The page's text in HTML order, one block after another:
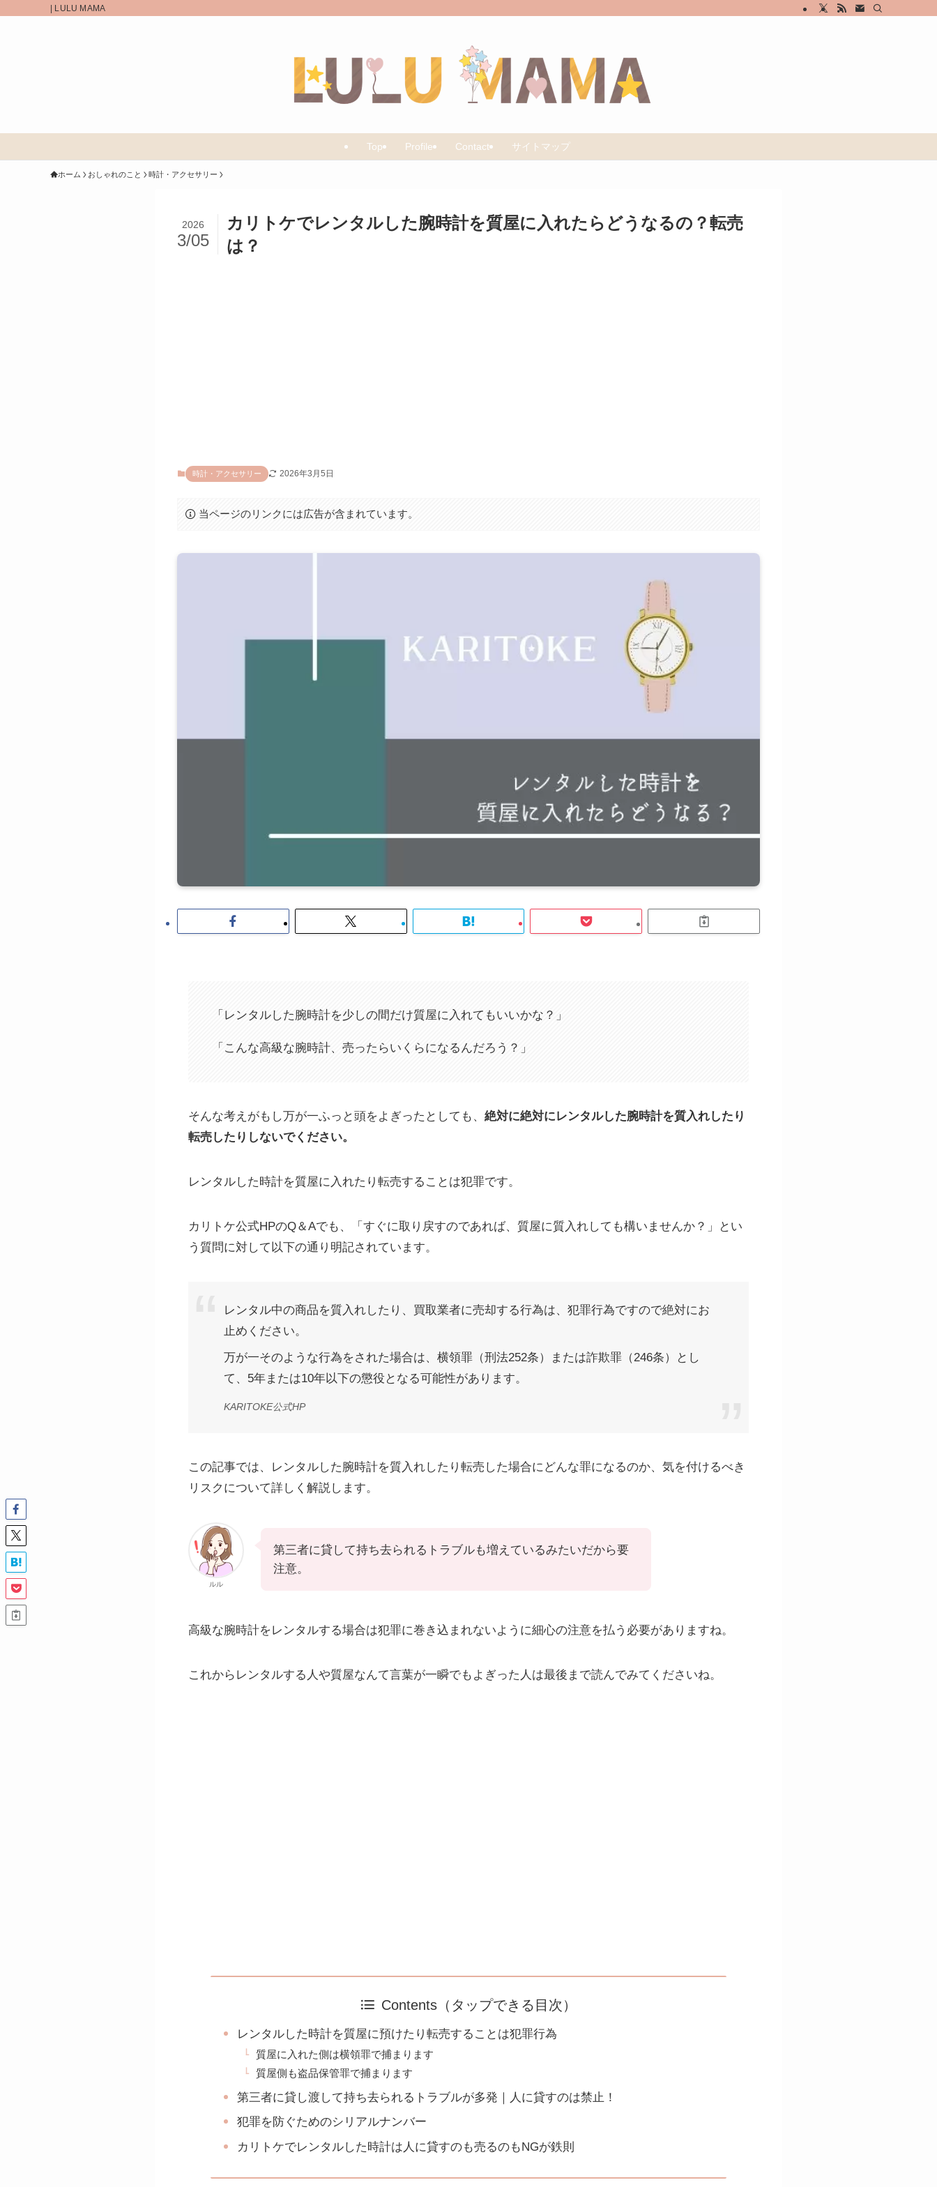
| LULU MAMA
Top Profile Contact サイトマップ
ホーム おしゃれのこと 時計・アクセサリー
カリトケでレンタルした腕時計を質屋に入れたらどうなるの？転売
は？
2026
3/05
時計・アクセサリー 2026年3月5日
当ページのリンクには広告が含まれています。
「レンタルした腕時計を少しの間だけ質屋に入れてもいいかな？」
「こんな高級な腕時計、売ったらいくらになるんだろう？」
そんな考えがもし万が一ふっと頭をよぎったとしても、 絶対に絶対にレンタルした腕時計を質入れしたり
転売したりしないでください。
レンタルした時計を質屋に入れたり転売することは犯罪です。
カリトケ公式HPのQ＆Aでも、「すぐに取り戻すのであれば、質屋に質入れしても構いませんか？」とい
う質問に対して以下の通り明記されています。
レンタル中の商品を質入れしたり、買取業者に売却する行為は、犯罪行為ですので絶対にお
止めください。
万が一そのような行為をされた場合は、横領罪（刑法252条）または詐欺罪（246条）とし
て、5年または10年以下の懲役となる可能性があります。
KARITOKE公式HP
この記事では、レンタルした腕時計を質入れしたり転売した場合にどんな罪になるのか、気を付けるべき
リスクについて詳しく解説します。
ルル
第三者に貸して持ち去られるトラブルも増えているみたいだから要
注意。
高級な腕時計をレンタルする場合は犯罪に巻き込まれないように細心の注意を払う必要がありますね。
これからレンタルする人や質屋なんて言葉が一瞬でもよぎった人は最後まで読んでみてくださいね。
Contents（タップできる目次）
レンタルした時計を質屋に預けたり転売することは犯罪行為
質屋に入れた側は横領罪で捕まります
質屋側も盗品保管罪で捕まります
第三者に貸し渡して持ち去られるトラブルが多発｜人に貸すのは禁止！
犯罪を防ぐためのシリアルナンバー
カリトケでレンタルした時計は人に貸すのも売るのもNGが鉄則